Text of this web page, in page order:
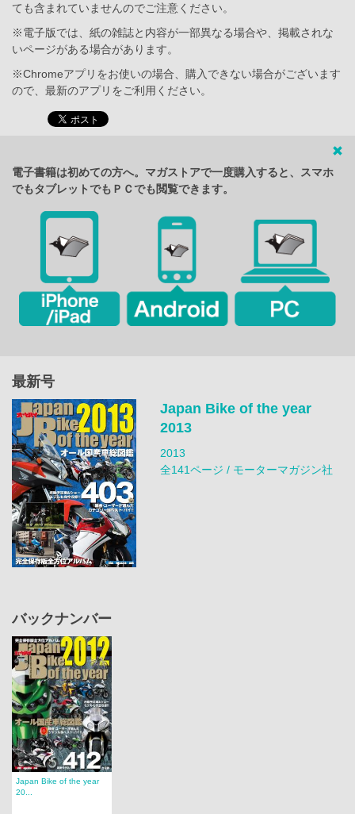
ても含まれていませんのでご注意ください。
※電子版では、紙の雑誌と内容が一部異なる場合や、掲載されな
いページがある場合があります。
※Chromeアプリをお使いの場合、購入できない場合がございます
ので、最新のアプリをご利用ください。
電子書籍は初めての方へ。マガストアで一度購入すると、スマホ
でもタブレットでもＰＣでも閲覧できます。
最新号
Japan Bike of the year
2013
2013
全141ページ / モーターマガジン社
バックナンバー
Japan Bike of the year
20...